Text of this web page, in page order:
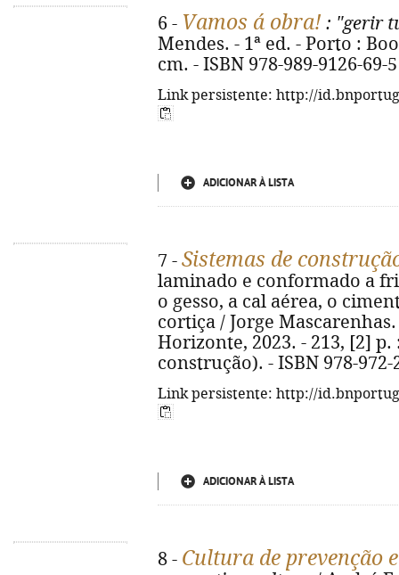
6 - Vamos á obra! : "gerir
Mendes. - 1ª ed. - Porto :
cm. - ISBN 978-989-9126-69-5
Link persistente: http://
ADICIONAR À LISTA
7 - Sistemas de
laminado e conformado a
o gesso, a cal aérea, o
cortiça / Jorge
Horizonte, 2023. - 213, [2] p.
construção). - ISBN 978-972-
Link persistente: http://
ADICIONAR À LISTA
8 - Cultura de prevenção